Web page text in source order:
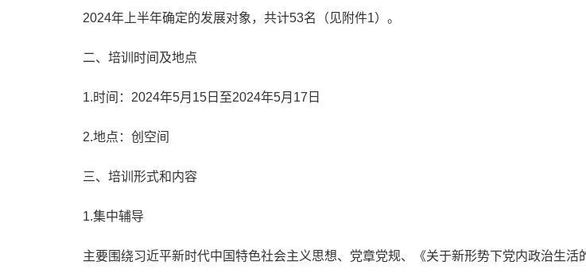
2024年上半年确定的发展对象，共计53名（见附件1）。
二、培训时间及地点
1.时间：2024年5月15日至2024年5月17日
2.地点：创空间
三、培训形式和内容
1.集中辅导
主要围绕习近平新时代中国特色社会主义思想、党章党规、《关于新形势下党内政治生